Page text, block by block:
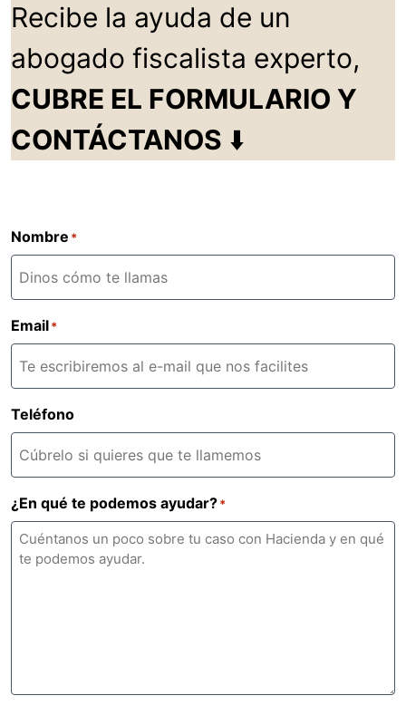
Recibe la ayuda de un
abogado fiscalista experto,
CUBRE EL FORMULARIO Y
CONTÁCTANOS ⬇️
Nombre *
Email*
Teléfono
¿En qué te podemos ayudar?*